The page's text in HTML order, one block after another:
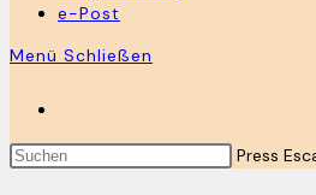
e-Post
Menü Schließen
Press